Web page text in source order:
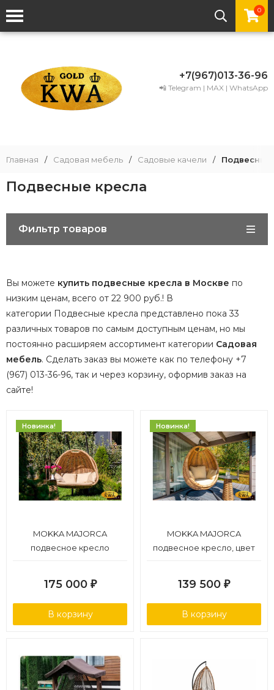
0
+7(967)013-36-96
📲 Telegram | MAX | WhatsApp
Главная / Садовая мебель / Садовые качели / Подвесные
Подвесные кресла
Фильтр товаров
Вы можете купить подвесные кресла в Москве по
низким ценам, всего от 22 900 руб.! В
категории Подвесные кресла представлено пока 33
различных товаров по самым доступным ценам, но мы
постоянно расширяем ассортимент категории Садовая
мебель. Сделать заказ вы можете как по телефону +7
(967) 013-36-96, так и через корзину, оформив заказ на
сайте!
Новинка!
MOKKA MAJORCA
подвесное кресло
175 000 ₽
В корзину
Новинка!
MOKKA MAJORCA
подвесное кресло, цвет
139 500 ₽
В корзину